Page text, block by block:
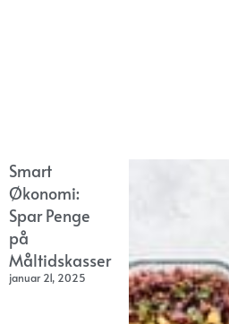
Smart
Økonomi:
Spar Penge
på
Måltidskasser
januar 21, 2025